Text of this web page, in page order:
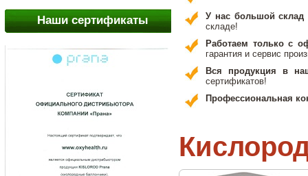
Наши сертификаты
У нас большой
складе!
Работаем только с
гарантия и сервис
Вся продукция в
сертификатов!
Профессиональная